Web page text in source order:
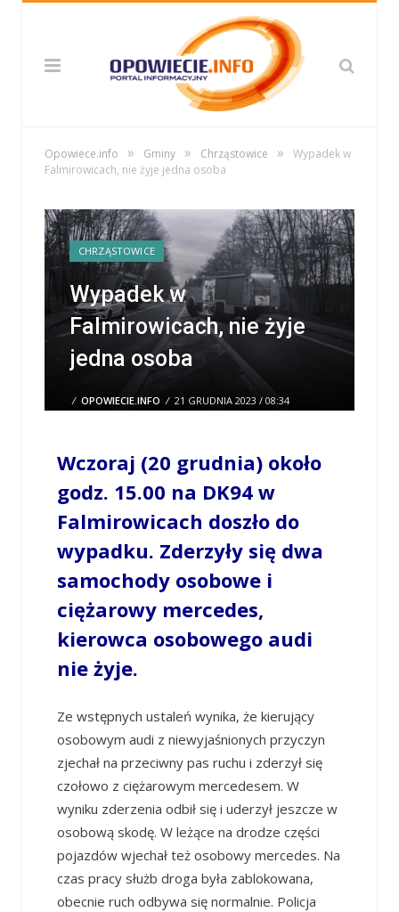
Opowiece.info » Gminy » Chrząstowice »
Wypadek w
Falmirowicach, nie żyje jedna osoba
CHRZĄSTOWICE
Wypadek w
Falmirowicach, nie żyje
jedna osoba
/ OPOWIECIE.INFO / 21 GRUDNIA 2023 / 08:34
0 COMMENTS
Wczoraj (20 grudnia) około
godz. 15.00 na DK94 w
Falmirowicach doszło do
wypadku. Zderzyły się dwa
samochody osobowe i
ciężarowy mercedes,
kierowca osobowego audi
nie żyje.
Ze wstępnych ustaleń wynika, że kierujący
osobowym audi z niewyjaśnionych przyczyn
zjechał na przeciwny pas ruchu i zderzył się
czołowo z ciężarowym mercedesem. W
wyniku zderzenia odbił się i uderzył jeszcze w
osobową skodę. W leżące na drodze części
pojazdów wjechał też osobowy mercedes. Na
czas pracy służb droga była zablokowana,
obecnie ruch odbywa się normalnie. Policja